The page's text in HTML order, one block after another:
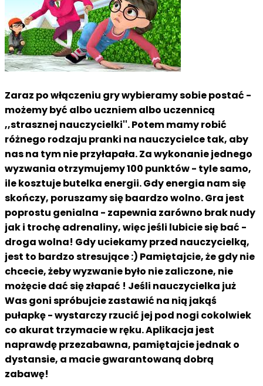
Zaraz po włączeniu gry wybieramy sobie postać -
możemy być albo uczniem albo uczennicą
,,strasznej nauczycielki''. Potem mamy robić
różnego rodzaju pranki na nauczycielce tak, aby
nas na tym nie przyłapała. Za wykonanie jednego
wyzwania otrzymujemy 100 punktów - tyle samo,
ile kosztuje butelka energii. Gdy energia nam się
skończy, poruszamy się baardzo wolno. Gra jest
poprostu genialna - zapewnia zarówno brak nudy
jak i trochę adrenaliny, więc jeśli lubicie się bać -
droga wolna! Gdy uciekamy przed nauczycielką,
jest to bardzo stresujące :) Pamiętajcie, że gdy nie
chcecie, żeby wyzwanie było nie zaliczone, nie
możęcie dać się złapać ! Jeśli nauczycielka już
Was goni spróbujcie zastawić na nią jakąś
pułapkę - wystarczy rzucić jej pod nogi cokolwiek
co akurat trzymacie w ręku. Aplikacja jest
naprawdę przezabawna, pamiętajcie jednak o
dystansie, a macie gwarantowaną dobrą
zabawę!